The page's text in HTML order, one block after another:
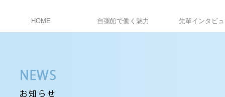
HOME 自彊館で働く魅力 先輩インタビ